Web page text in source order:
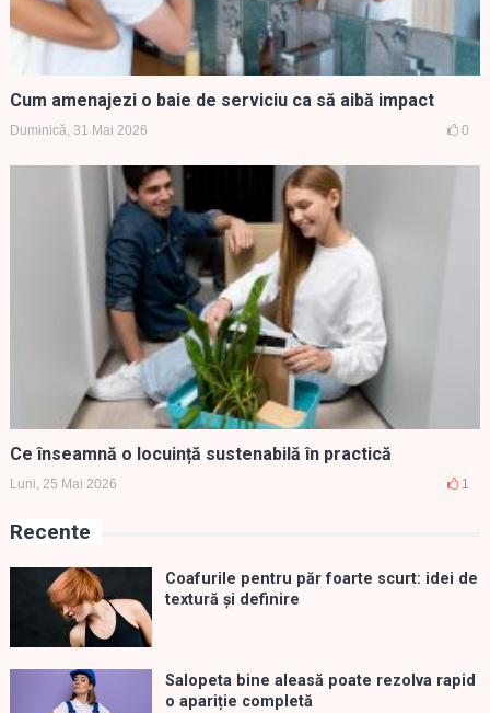
Cum amenajezi o baie de serviciu ca să aibă impact
Duminică, 31 Mai 2026 0
Ce înseamnă o locuință sustenabilă în practică
Luni, 25 Mai 2026 1
Recente
Coafurile pentru păr foarte scurt: idei de
textură și definire
Salopeta bine aleasă poate rezolva rapid
o apariție completă